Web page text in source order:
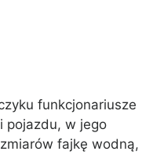
funkcjonariusze
pojazdu, w jego
fajkę wodną,